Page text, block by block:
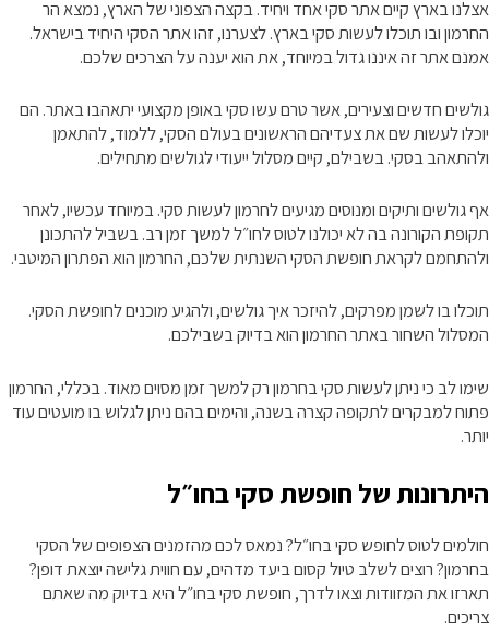
אצלנו בארץ קיים אתר סקי אחד ויחיד. בקצה הצפוני של הארץ, נמצא הר
החרמון ובו תוכלו לעשות סקי בארץ. לצערנו, זהו אתר הסקי היחיד בישראל.
אמנם אתר זה איננו גדול במיוחד, את הוא יענה על הצרכים שלכם.
גולשים חדשים וצעירים, אשר טרם עשו סקי באופן מקצועי יתאהבו באתר. הם
יוכלו לעשות שם את צעדיהם הראשונים בעולם הסקי, ללמוד, להתאמן
ולהתאהב בסקי. בשבילם, קיים מסלול ייעודי לגולשים מתחילים.
אף גולשים ותיקים ומנוסים מגיעים לחרמון לעשות סקי. במיוחד עכשיו, לאחר
תקופת הקורונה בה לא יכולנו לטוס לחו״ל למשך זמן רב. בשביל להתכונן
ולהתחמם לקראת חופשת הסקי השנתית שלכם, החרמון הוא הפתרון המיטבי.
תוכלו בו לשמן מפרקים, להיזכר איך גולשים, ולהגיע מוכנים לחופשת הסקי.
המסלול השחור באתר החרמון הוא בדיוק בשבילכם.
שימו לב כי ניתן לעשות סקי בחרמון רק למשך זמן מסוים מאוד. בכללי, החרמון
פתוח למבקרים לתקופה קצרה בשנה, והימים בהם ניתן לגלוש בו מועטים עוד
יותר.
היתרונות של חופשת סקי בחו״ל
חולמים לטוס לחופש סקי בחו״ל? נמאס לכם מהזמנים הצפופים של הסקי
בחרמון? רוצים לשלב טיול קסום ביעד מדהים, עם חווית גלישה יוצאת דופן?
תארזו את המזוודות וצאו לדרך, חופשת סקי בחו״ל היא בדיוק מה שאתם
צריכים.